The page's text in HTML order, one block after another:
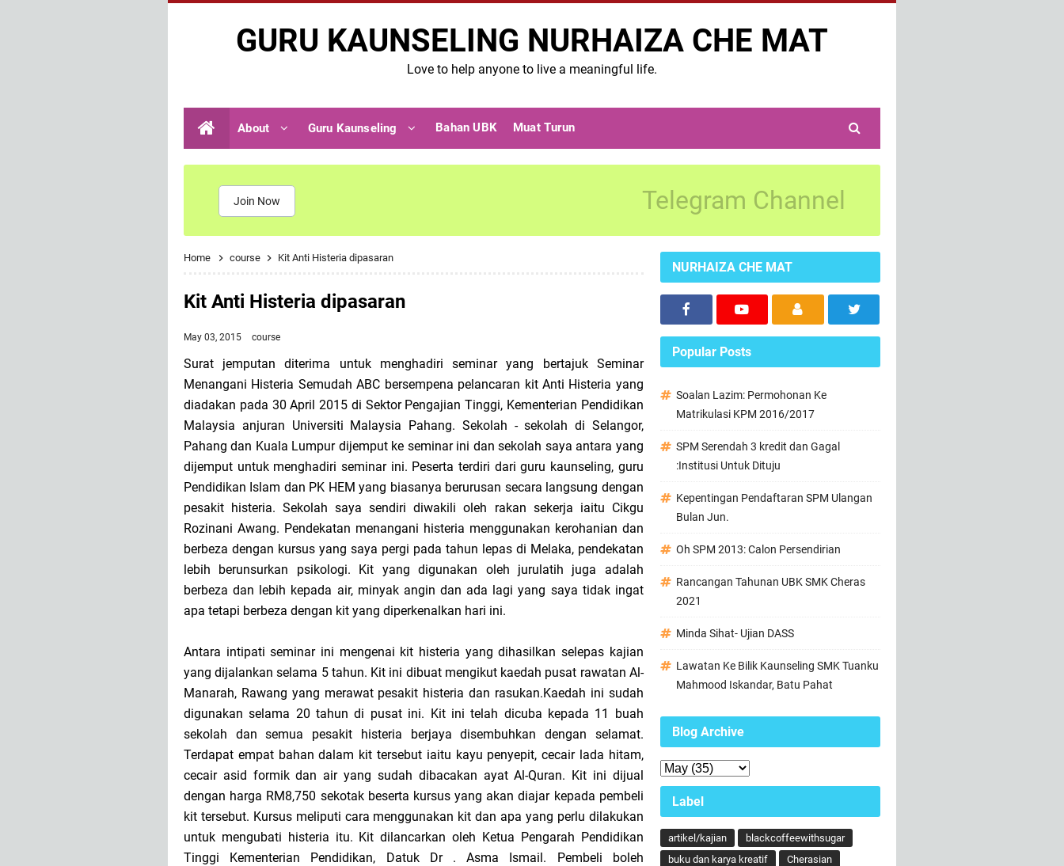
GURU KAUNSELING NURHAIZA CHE MAT
Love to help anyone to live a meaningful life.
About Guru Kaunseling Bahan UBK Muat Turun
Join Now Telegram Channel
Home course Kit Anti Histeria dipasaran
Kit Anti Histeria dipasaran
May 03, 2015 course
Surat jemputan diterima untuk menghadiri seminar yang bertajuk Seminar
Menangani Histeria Semudah ABC bersempena pelancaran kit Anti Histeria yang
diadakan pada 30 April 2015 di Sektor Pengajian Tinggi, Kementerian Pendidikan
Malaysia anjuran Universiti Malaysia Pahang. Sekolah - sekolah di Selangor,
Pahang dan Kuala Lumpur dijemput ke seminar ini dan sekolah saya antara yang
dijemput untuk menghadiri seminar ini. Peserta terdiri dari guru kaunseling, guru
Pendidikan Islam dan PK HEM yang biasanya berurusan secara langsung dengan
pesakit histeria. Sekolah saya sendiri diwakili oleh rakan sekerja iaitu Cikgu
Rozinani Awang. Pendekatan menangani histeria menggunakan kerohanian dan
berbeza dengan kursus yang saya pergi pada tahun lepas di Melaka, pendekatan
lebih berunsurkan psikologi. Kit yang digunakan oleh jurulatih juga adalah
berbeza dan lebih kepada air, minyak angin dan ada lagi yang saya tidak ingat
apa tetapi berbeza dengan kit yang diperkenalkan hari ini.
Antara intipati seminar ini mengenai kit histeria yang dihasilkan selepas kajian
yang dijalankan selama 5 tahun. Kit ini dibuat mengikut kaedah pusat rawatan Al-
Manarah, Rawang yang merawat pesakit histeria dan rasukan.Kaedah ini sudah
digunakan selama 20 tahun di pusat ini. Kit ini telah dicuba kepada 11 buah
sekolah dan semua pesakit histeria berjaya disembuhkan dengan selamat.
Terdapat empat bahan dalam kit tersebut iaitu kayu penyepit, cecair lada hitam,
cecair asid formik dan air yang sudah dibacakan ayat Al-Quran. Kit ini dijual
dengan harga RM8,750 sekotak beserta kursus yang akan diajar kepada pembeli
kit tersebut. Kursus meliputi cara menggunakan kit dan apa yang perlu dilakukan
untuk mengubati histeria itu. Kit dilancarkan oleh Ketua Pengarah Pendidikan
Tinggi Kementerian Pendidikan, Datuk Dr . Asma Ismail. Pembeli boleh
NURHAIZA CHE MAT
Popular Posts
Soalan Lazim: Permohonan Ke
Matrikulasi KPM 2016/2017
SPM Serendah 3 kredit dan Gagal
:Institusi Untuk Dituju
Kepentingan Pendaftaran SPM Ulangan
Bulan Jun.
Oh SPM 2013: Calon Persendirian
Rancangan Tahunan UBK SMK Cheras
2021
Minda Sihat- Ujian DASS
Lawatan Ke Bilik Kaunseling SMK Tuanku
Mahmood Iskandar, Batu Pahat
Blog Archive
Label
artikel/kajian
blackcoffeewithsugar
buku dan karya kreatif
Cherasian